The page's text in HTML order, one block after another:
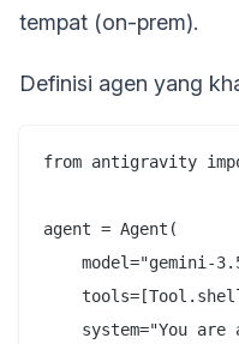
tempat (on-prem).
Definisi agen yang
from antigravity
agent = Agent(
model="gemini-
system="You are